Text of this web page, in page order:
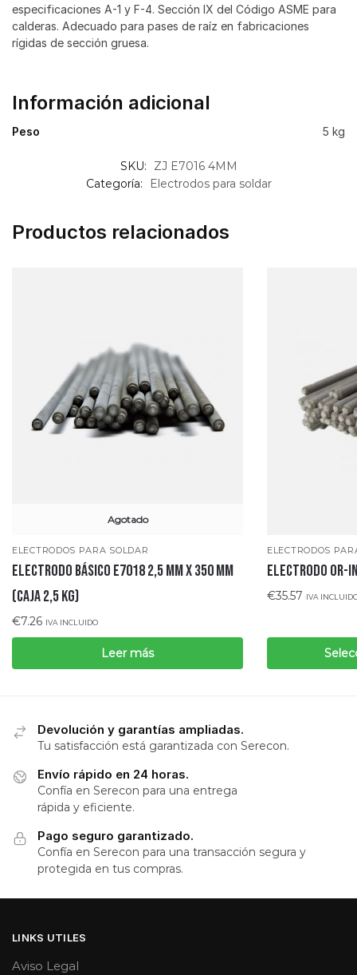
especificaciones A-1 y F-4. Sección IX del Código ASME para
calderas. Adecuado para pases de raíz en fabricaciones
rígidas de sección gruesa.
Información adicional
Peso 5 kg
SKU:
ZJ E7016 4MM
Categoría:
Electrodos para soldar
Productos relacionados
Agotado
ELECTRODOS PARA SOLDAR
ELECTRODO BÁSICO E7018 2,5 mm x 350 mm
(CAJA 2,5 KG)
€7.26 IVA INCLUIDO
Leer más
ELECTRODOS
ELECTRODO OR-
€35.57 IVA
Devolución y garantías ampliadas.
Tu satisfacción está garantizada con Serecon.
Envío rápido en 24 horas.
Confía en Serecon para una entrega
rápida y eficiente.
Pago seguro garantizado.
Confía en Serecon para una transacción segura y
protegida en tus compras.
LINKS UTILES
Aviso Legal